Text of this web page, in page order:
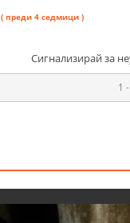
( преди 4 седмици )
Сигнализирай за
1